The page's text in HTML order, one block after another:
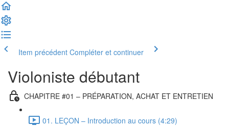
Item précédent Compléter et continuer
Violoniste débutant
CHAPITRE #01 – PRÉPARATION, ACHAT ET ENTRETIEN
01. LEÇON – Introduction au cours (4:29)